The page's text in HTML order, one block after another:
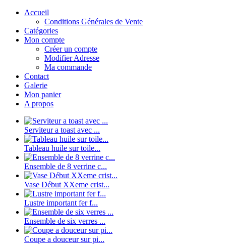
Accueil
Conditions Générales de Vente
Catégories
Mon compte
Créer un compte
Modifier Adresse
Ma commande
Contact
Galerie
Mon panier
A propos
Serviteur a toast avec ...
Tableau huile sur toile...
Ensemble de 8 verrine c...
Vase Début XXeme crist...
Lustre important fer f...
Ensemble de six verres ...
Coupe a douceur sur pi...